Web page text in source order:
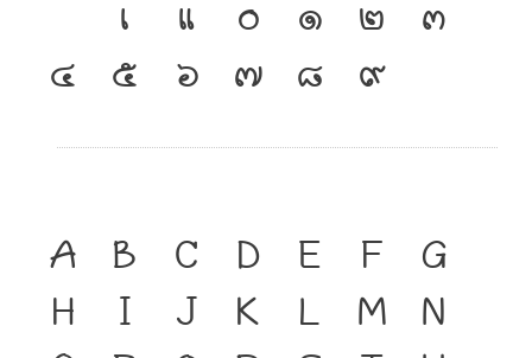
เ
แ ๐ ๑ ๒
๓
๔
๕ ๖ ๗ ๘ ๙
A B C D E F
G
H
I J K L M
N